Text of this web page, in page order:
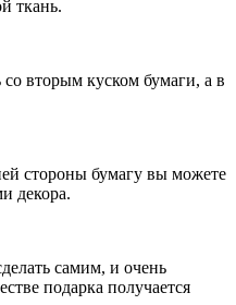
ткань.
вторым куском бумаги, а в
стороны бумагу вы можете
декора.
самим, и очень
подарка получается